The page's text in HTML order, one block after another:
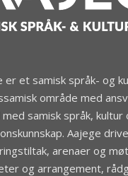
er et samisk språk- og
område med
samisk språk, kultur
Aajege
arenaer og
og arrangement,